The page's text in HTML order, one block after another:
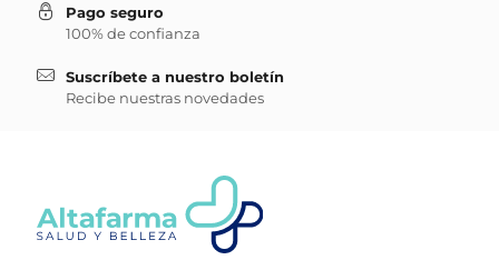
Pago seguro
100% de confianza
Suscríbete a nuestro boletín
Recibe nuestras novedades